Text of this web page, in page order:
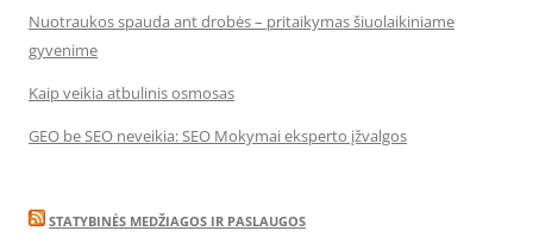
Nuotraukos spauda ant drobės – pritaikymas šiuolaikiniame
gyvenime
Kaip veikia atbulinis osmosas
GEO be SEO neveikia: SEO Mokymai eksperto įžvalgos
STATYBINĖS MEDŽIAGOS IR PASLAUGOS